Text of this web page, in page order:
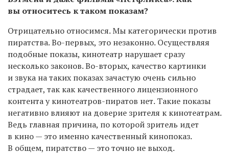
вы относитесь к таком показам?
Отрицательно относимся. Мы категорически против
пиратства. Во-первых, это незаконно. Осуществляя
подобные показы, кинотеатр нарушает сразу
несколько законов. Во-вторых, качество картинки
и звука на таких показах зачастую очень сильно
страдает, так как качественного лицензионного
контента у кинотеатров-пиратов нет. Такие показы
негативно влияют на доверие зрителя к кинотеатрам.
Ведь главная причина, по которой зритель идет
в кино — это именно качественный кинопоказ.
В общем, пиратство — это точно не выход.